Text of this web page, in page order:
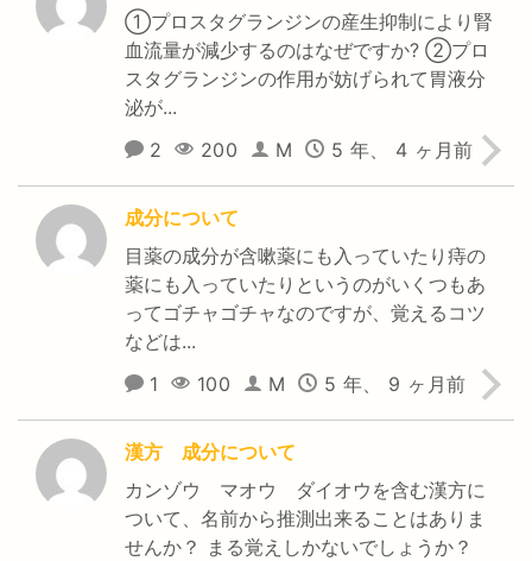
①プロスタグランジンの産生抑制により腎
血流量が減少するのはなぜですか? ②プロ
スタグランジンの作用が妨げられて胃液分
泌が...
2
200 M 5 年、 4 ヶ月前
成分について
目薬の成分が含嗽薬にも入っていたり痔の
薬にも入っていたりというのがいくつもあ
ってゴチャゴチャなのですが、覚えるコツ
などは...
1
100 M 5 年、 9 ヶ月前
漢方 成分について
カンゾウ マオウ ダイオウを含む漢方に
ついて、名前から推測出来ることはありま
せんか？ まる覚えしかないでしょうか？